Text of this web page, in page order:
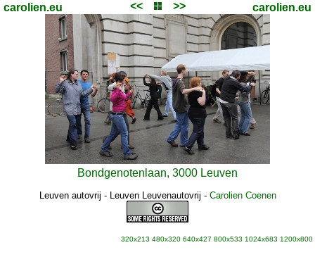
carolien.eu << >> carolien.eu
Bondgenotenlaan, 3000 Leuven
Leuven autovrij - Leuven Leuvenautovrij - Carolien Coenen
320x213 480x320 640x427 800x533 1024x683 1200x800